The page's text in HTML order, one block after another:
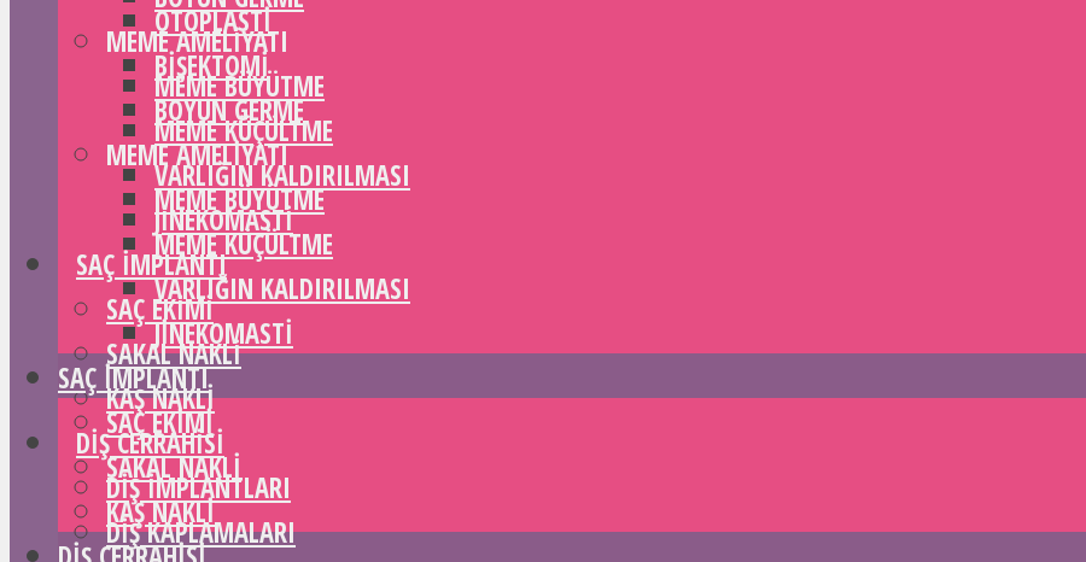
MEME AMELIYATI
MEME BÜYÜTME
MEME KÜÇÜLTME
VARLIĞIN KALDIRILMASI
JINEKOMASTI
SAÇ IMPLANTI
SAÇ EKIMI
SAKAL NAKLI
KAŞ NAKLI
DIŞ CERRAHISI
DIŞ IMPLANTLARI
DIŞ KAPLAMALARI
OTOPLASTI
BIŞEKTOMI
BOYUN GERME
MEME AMELIYATI
MEME BÜYÜTME
MEME KÜÇÜLTME
VARLIĞIN KALDIRILMASI
JINEKOMASTI
SAÇ IMPLANTI
SAÇ EKIMI
SAKAL NAKLI
KAŞ NAKLI